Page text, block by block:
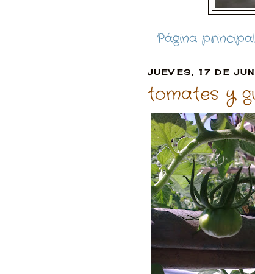
Página principal
JUEVES, 17 DE
tomates y